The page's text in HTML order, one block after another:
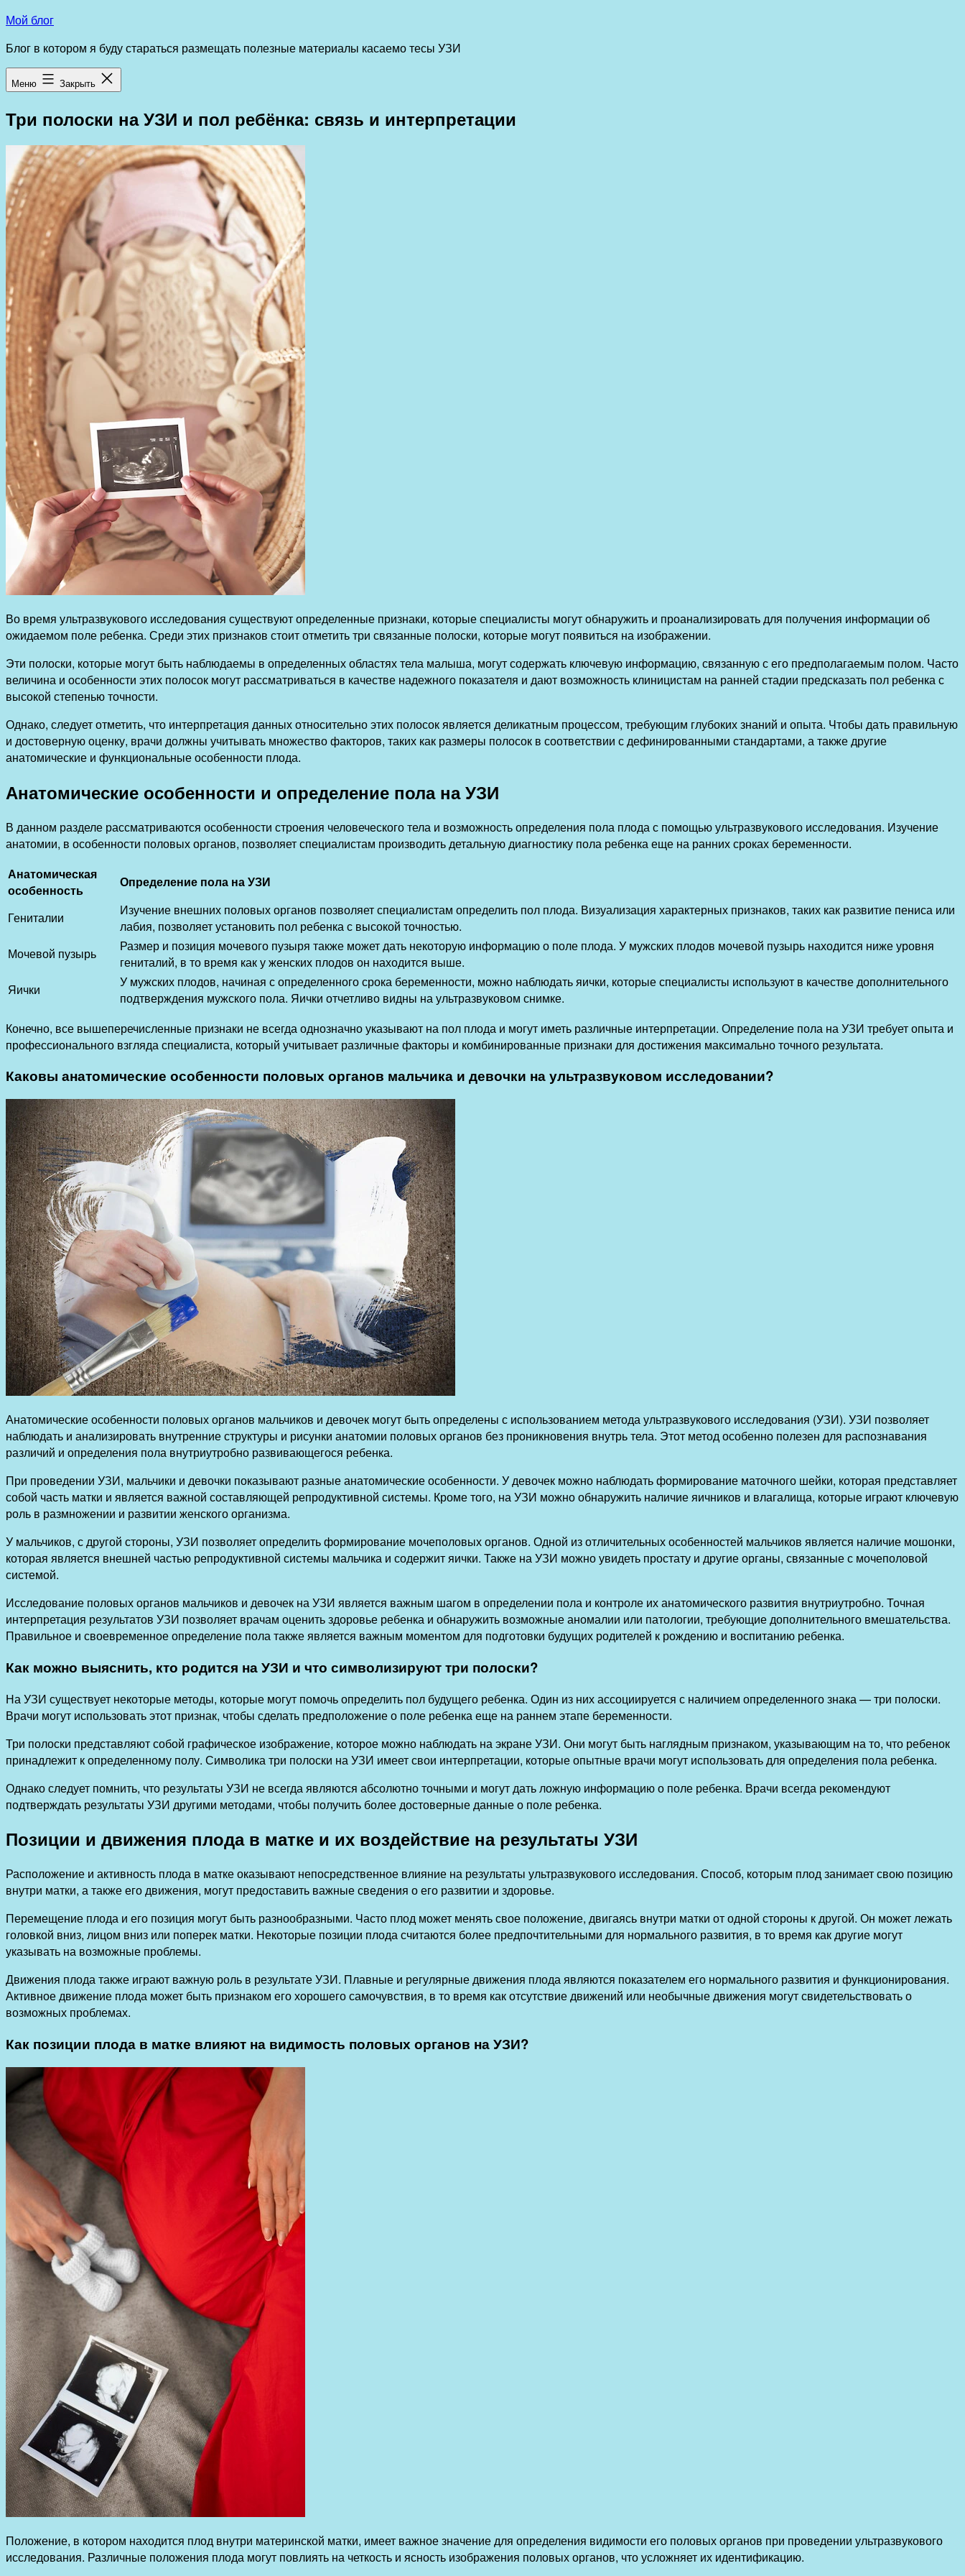
Перейти
содержимому
Мой блог
Блог в котором я буду стараться размещать полезные материалы касаемо тесы УЗИ
Меню Закрыть
Три полоски на УЗИ и пол ребёнка: связь и интерпретации
Во время ультразвукового исследования существуют определенные признаки, которые специалисты могут обнаружить и проанализировать для получения информации об
ожидаемом поле ребенка. Среди этих признаков стоит отметить три связанные полоски, которые могут появиться на изображении.
Эти полоски, которые могут быть наблюдаемы в определенных областях тела малыша, могут содержать ключевую информацию, связанную с его предполагаемым полом. Часто
величина и особенности этих полосок могут рассматриваться в качестве надежного показателя и дают возможность клиницистам на ранней стадии предсказать пол ребенка с
высокой степенью точности.
Однако, следует отметить, что интерпретация данных относительно этих полосок является деликатным процессом, требующим глубоких знаний и опыта. Чтобы дать правильную
и достоверную оценку, врачи должны учитывать множество факторов, таких как размеры полосок в соответствии с дефинированными стандартами, а также другие
анатомические и функциональные особенности плода.
Анатомические особенности и определение пола на УЗИ
В данном разделе рассматриваются особенности строения человеческого тела и возможность определения пола плода с помощью ультразвукового исследования. Изучение
анатомии, в особенности половых органов, позволяет специалистам производить детальную диагностику пола ребенка еще на ранних сроках беременности.
Анатомическая
особенность
Определение пола на УЗИ
Гениталии
Изучение внешних половых органов позволяет специалистам определить пол плода. Визуализация характерных признаков, таких как развитие пениса или
лабия, позволяет установить пол ребенка с высокой точностью.
Мочевой пузырь
Размер и позиция мочевого пузыря также может дать некоторую информацию о поле плода. У мужских плодов мочевой пузырь находится ниже уровня
гениталий, в то время как у женских плодов он находится выше.
Яички
У мужских плодов, начиная с определенного срока беременности, можно наблюдать яички, которые специалисты используют в качестве дополнительного
подтверждения мужского пола. Яички отчетливо видны на ультразвуковом снимке.
Конечно, все вышеперечисленные признаки не всегда однозначно указывают на пол плода и могут иметь различные интерпретации. Определение пола на УЗИ требует опыта и
профессионального взгляда специалиста, который учитывает различные факторы и комбинированные признаки для достижения максимально точного результата.
Каковы анатомические особенности половых органов мальчика и девочки на ультразвуковом исследовании?
Анатомические особенности половых органов мальчиков и девочек могут быть определены с использованием метода ультразвукового исследования (УЗИ). УЗИ позволяет
наблюдать и анализировать внутренние структуры и рисунки анатомии половых органов без проникновения внутрь тела. Этот метод особенно полезен для распознавания
различий и определения пола внутриутробно развивающегося ребенка.
При проведении УЗИ, мальчики и девочки показывают разные анатомические особенности. У девочек можно наблюдать формирование маточного шейки, которая представляет
собой часть матки и является важной составляющей репродуктивной системы. Кроме того, на УЗИ можно обнаружить наличие яичников и влагалища, которые играют ключевую
роль в размножении и развитии женского организма.
У мальчиков, с другой стороны, УЗИ позволяет определить формирование мочеполовых органов. Одной из отличительных особенностей мальчиков является наличие мошонки,
которая является внешней частью репродуктивной системы мальчика и содержит яички. Также на УЗИ можно увидеть простату и другие органы, связанные с мочеполовой
системой.
Исследование половых органов мальчиков и девочек на УЗИ является важным шагом в определении пола и контроле их анатомического развития внутриутробно. Точная
интерпретация результатов УЗИ позволяет врачам оценить здоровье ребенка и обнаружить возможные аномалии или патологии, требующие дополнительного вмешательства.
Правильное и своевременное определение пола также является важным моментом для подготовки будущих родителей к рождению и воспитанию ребенка.
Как можно выяснить, кто родится на УЗИ и что символизируют три полоски?
На УЗИ существует некоторые методы, которые могут помочь определить пол будущего ребенка. Один из них ассоциируется с наличием определенного знака — три полоски.
Врачи могут использовать этот признак, чтобы сделать предположение о поле ребенка еще на раннем этапе беременности.
Три полоски представляют собой графическое изображение, которое можно наблюдать на экране УЗИ. Они могут быть наглядным признаком, указывающим на то, что ребенок
принадлежит к определенному полу. Символика три полоски на УЗИ имеет свои интерпретации, которые опытные врачи могут использовать для определения пола ребенка.
Однако следует помнить, что результаты УЗИ не всегда являются абсолютно точными и могут дать ложную информацию о поле ребенка. Врачи всегда рекомендуют
подтверждать результаты УЗИ другими методами, чтобы получить более достоверные данные о поле ребенка.
Позиции и движения плода в матке и их воздействие на результаты УЗИ
Расположение и активность плода в матке оказывают непосредственное влияние на результаты ультразвукового исследования. Способ, которым плод занимает свою позицию
внутри матки, а также его движения, могут предоставить важные сведения о его развитии и здоровье.
Перемещение плода и его позиция могут быть разнообразными. Часто плод может менять свое положение, двигаясь внутри матки от одной стороны к другой. Он может лежать
головкой вниз, лицом вниз или поперек матки. Некоторые позиции плода считаются более предпочтительными для нормального развития, в то время как другие могут
указывать на возможные проблемы.
Движения плода также играют важную роль в результате УЗИ. Плавные и регулярные движения плода являются показателем его нормального развития и функционирования.
Активное движение плода может быть признаком его хорошего самочувствия, в то время как отсутствие движений или необычные движения могут свидетельствовать о
возможных проблемах.
Как позиции плода в матке влияют на видимость половых органов на УЗИ?
Положение, в котором находится плод внутри материнской матки, имеет важное значение для определения видимости его половых органов при проведении ультразвукового
исследования. Различные положения плода могут повлиять на четкость и ясность изображения половых органов, что усложняет их идентификацию.